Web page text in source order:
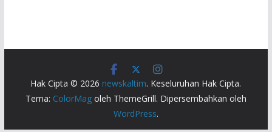
Hak Cipta © 2026 newskaltim. Keseluruhan Hak Cipta.
Tema: ColorMagoleh ThemeGrill. Dipersembahkan oleh
WordPress.